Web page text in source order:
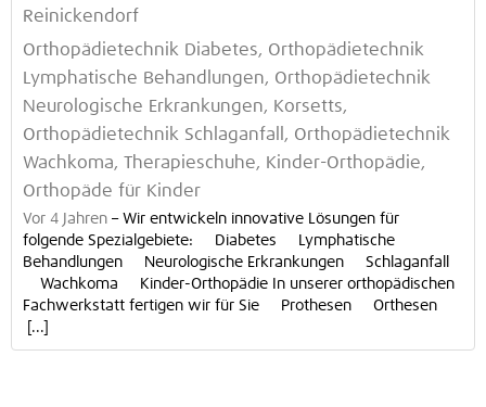
Reinickendorf
Orthopädietechnik Diabetes, Orthopädietechnik
Lymphatische Behandlungen, Orthopädietechnik
Neurologische Erkrankungen, Korsetts,
Orthopädietechnik Schlaganfall, Orthopädietechnik
Wachkoma, Therapieschuhe, Kinder-Orthopädie,
Orthopäde für Kinder
Vor 4 Jahren – Wir entwickeln innovative Lösungen für
folgende Spezialgebiete: Diabetes Lymphatische
Behandlungen Neurologische Erkrankungen Schlaganfall
Wachkoma Kinder-Orthopädie In unserer orthopädischen
Fachwerkstatt fertigen wir für Sie Prothesen Orthesen
[...]